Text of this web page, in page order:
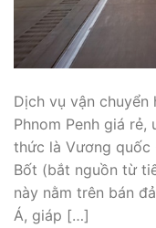
Dịch vụ vận
Phnom Penh giá
thức là Vương quốc
Bốt (bắt nguồn từ
này nằm trên bán
Á, giáp […]